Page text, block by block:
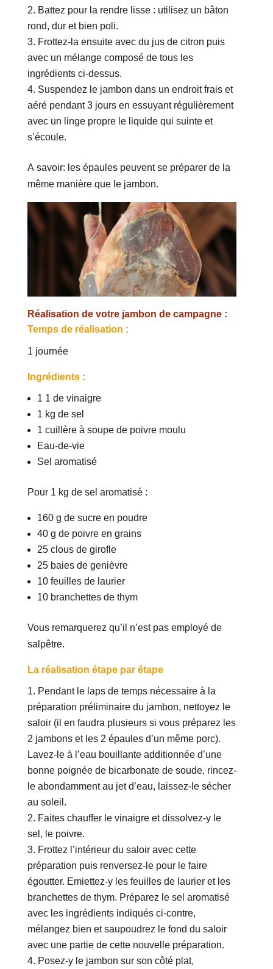
Battez pour la rendre lisse : utilisez un bâton
rond, dur et bien poli.
Frottez-la ensuite avec du jus de citron puis
avec un mélange composé de tous les
ingrédients ci-dessus.
Suspendez le jambon dans un endroit frais et
aéré pendant 3 jours en essuyant régulièrement
avec un linge propre le liquide qui suinte et
s’écoule.
A savoir: les épaules peuvent se préparer de la
même manière que le jambon.
Réalisation de votre jambon de campagne :
Temps de réalisation :
1 journée
Ingrédients :
1 1 de vinaigre
1 kg de sel
1 cuillère à soupe de poivre moulu
Eau-de-vie
Sel aromatisé
Pour 1 kg de sel aromatisé :
160 g de sucre en poudre
40 g de poivre en grains
25 clous de girofle
25 baies de genièvre
10 feuilles de laurier
10 branchettes de thym
Vous remarquerez qu’il n’est pas employé de
salpêtre.
La réalisation étape par étape
Pendant le laps de temps nécessaire à la
préparation préliminaire du jambon, nettoyez le
saloir (il en faudra plusieurs si vous préparez les
2 jambons et les 2 épaules d’un même porc).
Lavez-le à l’eau bouillante additionnée d’une
bonne poignée de bicarbonate de soude, rincez-
le abondamment au jet d’eau, laissez-le sécher
au soleil.
Faites chauffer le vinaigre et dissolvez-y le
sel, le poivre.
Frottez l’intérieur du saloir avec cette
préparation puis renversez-le pour le faire
égoutter. Emiettez-y les feuilles de laurier et les
branchettes de thym. Préparez le sel aromatisé
avec les ingrédients indiqués ci-contre,
mélangez bien et saupoudrez le fond du saloir
avec une partie de cette nouvelle préparation.
Posez-y le jambon sur son côté plat,